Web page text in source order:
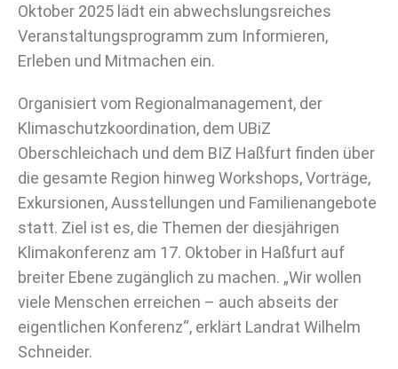
Oktober 2025 lädt ein abwechslungsreiches
Veranstaltungsprogramm zum Informieren,
Erleben und Mitmachen ein.
Organisiert vom Regionalmanagement, der
Klimaschutzkoordination, dem UBiZ
Oberschleichach und dem BIZ Haßfurt finden über
die gesamte Region hinweg Workshops, Vorträge,
Exkursionen, Ausstellungen und Familienangebote
statt. Ziel ist es, die Themen der diesjährigen
Klimakonferenz am 17. Oktober in Haßfurt auf
breiter Ebene zugänglich zu machen. „Wir wollen
viele Menschen erreichen – auch abseits der
eigentlichen Konferenz“, erklärt Landrat Wilhelm
Schneider.